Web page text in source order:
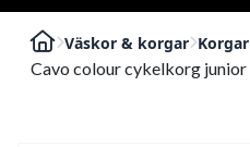
Väskor & korgar Korgar
Cavo colour cykelkorg junior